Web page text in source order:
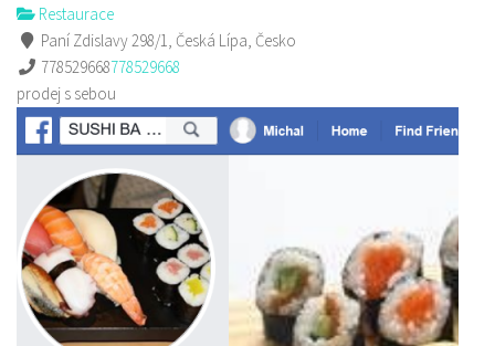
Restaurace
Paní Zdislavy 298/1, Česká Lípa, Česko
778529668778529668
prodej s sebou